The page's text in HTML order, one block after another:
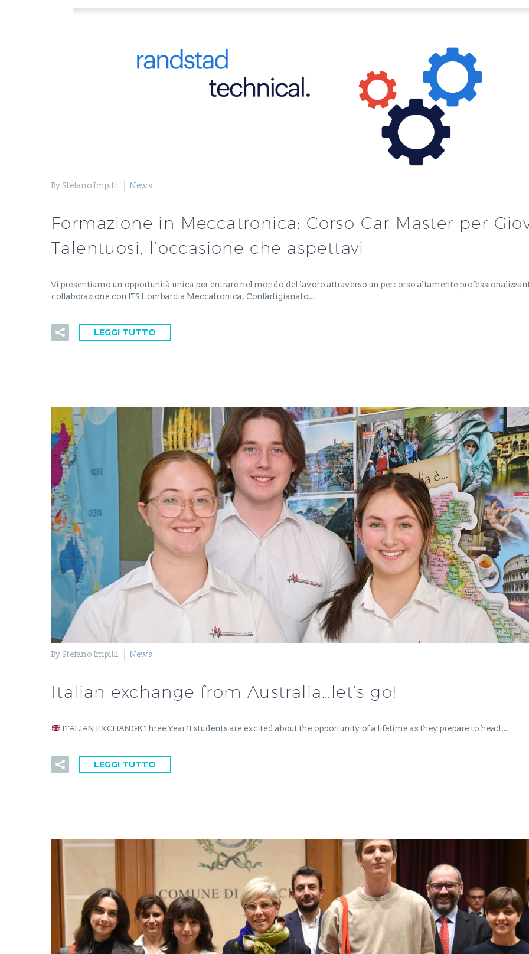
By Stefano Impilli News
Formazione in Meccatronica: Corso Car Master per
Talentuosi, l’occasione che aspettavi
Vi presentiamo un’opportunità unica per entrare nel mondo del lavoro attraverso un percorso altamente
collaborazione con ITS Lombardia Meccatronica, Confartigianato…
LEGGI TUTTO
By Stefano Impilli News
Italian exchange from Australia…let’s go!
ITALIAN EXCHANGE Three Year 11 students are excited about the opportunity of a lifetime as they prepare to head…
LEGGI TUTTO